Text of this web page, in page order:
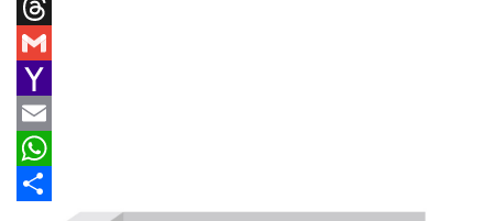
頁
新
車
情
報
a
c
b
o
o
L
e
T
r
e
a
G
m
a
Y
a
h
E
m
W